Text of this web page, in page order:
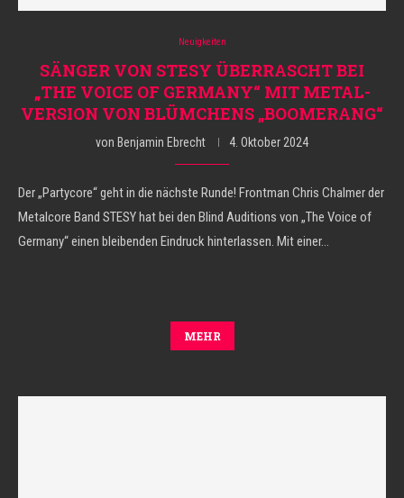
Neuigkeiten
SÄNGER VON STESY ÜBERRASCHT BEI
„THE VOICE OF GERMANY“ MIT METAL-
VERSION VON BLÜMCHENS „BOOMERANG“
von Benjamin Ebrecht 4. Oktober 2024
Der „Partycore“ geht in die nächste Runde! Frontman Chris Chalmer der
Metalcore Band STESY hat bei den Blind Auditions von „The Voice of
Germany“ einen bleibenden Eindruck hinterlassen. Mit einer…
MEHR